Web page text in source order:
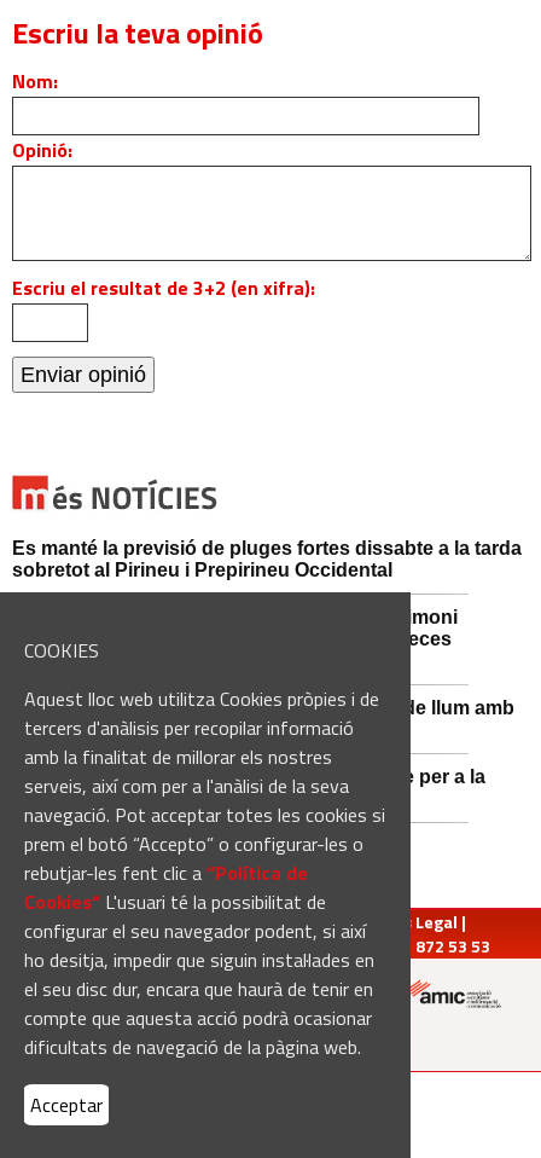
COOKIES
Aquest lloc web utilitza Cookies pròpies i de
tercers d'anàlisis per recopilar informació
amb la finalitat de millorar els nostres
serveis, així com per a l'anàlisi de la seva
navegació. Pot acceptar totes les cookies si
prem el botó “Accepto” o configurar-les o
rebutjar-les fent clic a“Política de
Cookies“ L'usuari té la possibilitat de
configurar el seu navegador podent, si així
ho desitja, impedir que siguin instal·lades en
el seu disc dur, encara que haurà de tenir en
compte que aquesta acció podrà ocasionar
dificultats de navegació de la pàgina web.
Acceptar
Escriu la teva opinió
Nom:
Opinió:
Escriu el resultat de 3+2 (en xifra):
Es manté la previsió de pluges fortes dissabte a la tarda
sobretot al Pirineu i Prepirineu Occidental
Sant Fruitós de Bages posa en valor el patrimoni
agrícola amb la restauració i exposició de peces
històriques
Sant Vicenç de Castellet renova 570 punts de llum amb
tecnologia LED
Castellbell i el Vilar adquireix un nou vehicle per a la
Guàrdia Municipal
redaccio@manresadiari.cat | Qui som Avís Legal |
Pompeu Fabra, 7-13, 08240-Manresa | Tel.: 93 872 53 53
Altres mitjans del grup: